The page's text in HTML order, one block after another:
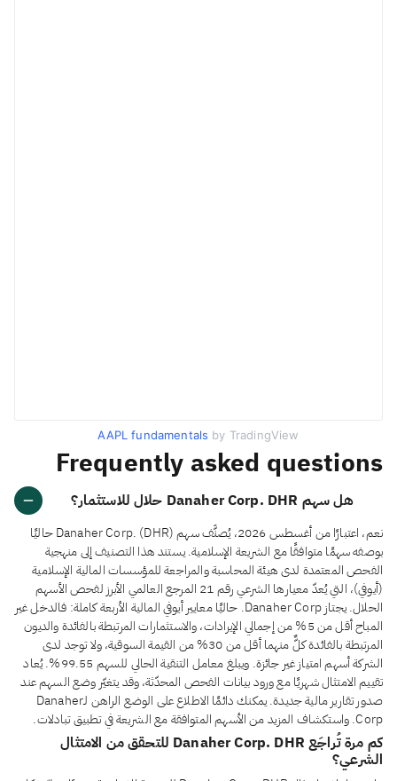
AAPL fundamentals by TradingView
Frequently asked questions
هل سهم Danaher Corp. DHR حلال للاستثمار؟
نعم، اعتبارًا من أغسطس 2026، يُصنَّف سهم Danaher Corp. (DHR) حاليًا
بوصفه سهمًا متوافقًا مع الشريعة الإسلامية. يستند هذا التصنيف إلى منهجية
الفحص المعتمدة لدى هيئة المحاسبة والمراجعة للمؤسسات المالية الإسلامية
(أيوفي)، التي يُعدّ معيارها الشرعي رقم 21 المرجع العالمي الأبرز لفحص الأسهم
الحلال. يجتاز Danaher Corp. حاليًا معايير أيوفي المالية الأربعة كاملة: فالدخل غير
المباح أقل من 5% من إجمالي الإيرادات، والاستثمارات المرتبطة بالفائدة والديون
المرتبطة بالفائدة كلٌّ منهما أقل من 30% من القيمة السوقية، ولا توجد لدى
الشركة أسهم امتياز غير جائزة. ويبلغ معامل التنقية الحالي للسهم 99.55%. يُعاد
تقييم الامتثال شهريًا مع ورود بيانات الفحص المحدّثة، وقد يتغيّر وضع السهم عند
صدور تقارير مالية جديدة. يمكنك دائمًا الاطلاع على الوضع الراهن لـDanaher
Corp. واستكشاف المزيد من الأسهم المتوافقة مع الشريعة في تطبيق تبادلات.
كم مرة تُراجَع Danaher Corp. DHR للتحقق من الامتثال
الشرعي؟